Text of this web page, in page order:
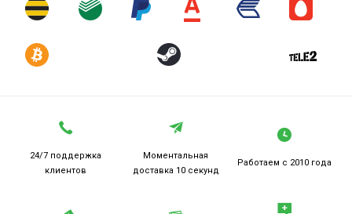
24/7 поддержка
клиентов
Моментальная
доставка 10 секунд
Работаем с 2010 года